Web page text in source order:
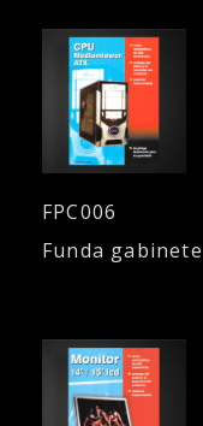
FPC006